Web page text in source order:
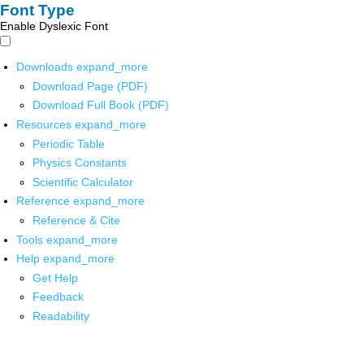
Font Type
Enable Dyslexic Font
Downloads expand_more
Download Page (PDF)
Download Full Book (PDF)
Resources expand_more
Periodic Table
Physics Constants
Scientific Calculator
Reference expand_more
Reference & Cite
Tools expand_more
Help expand_more
Get Help
Feedback
Readability